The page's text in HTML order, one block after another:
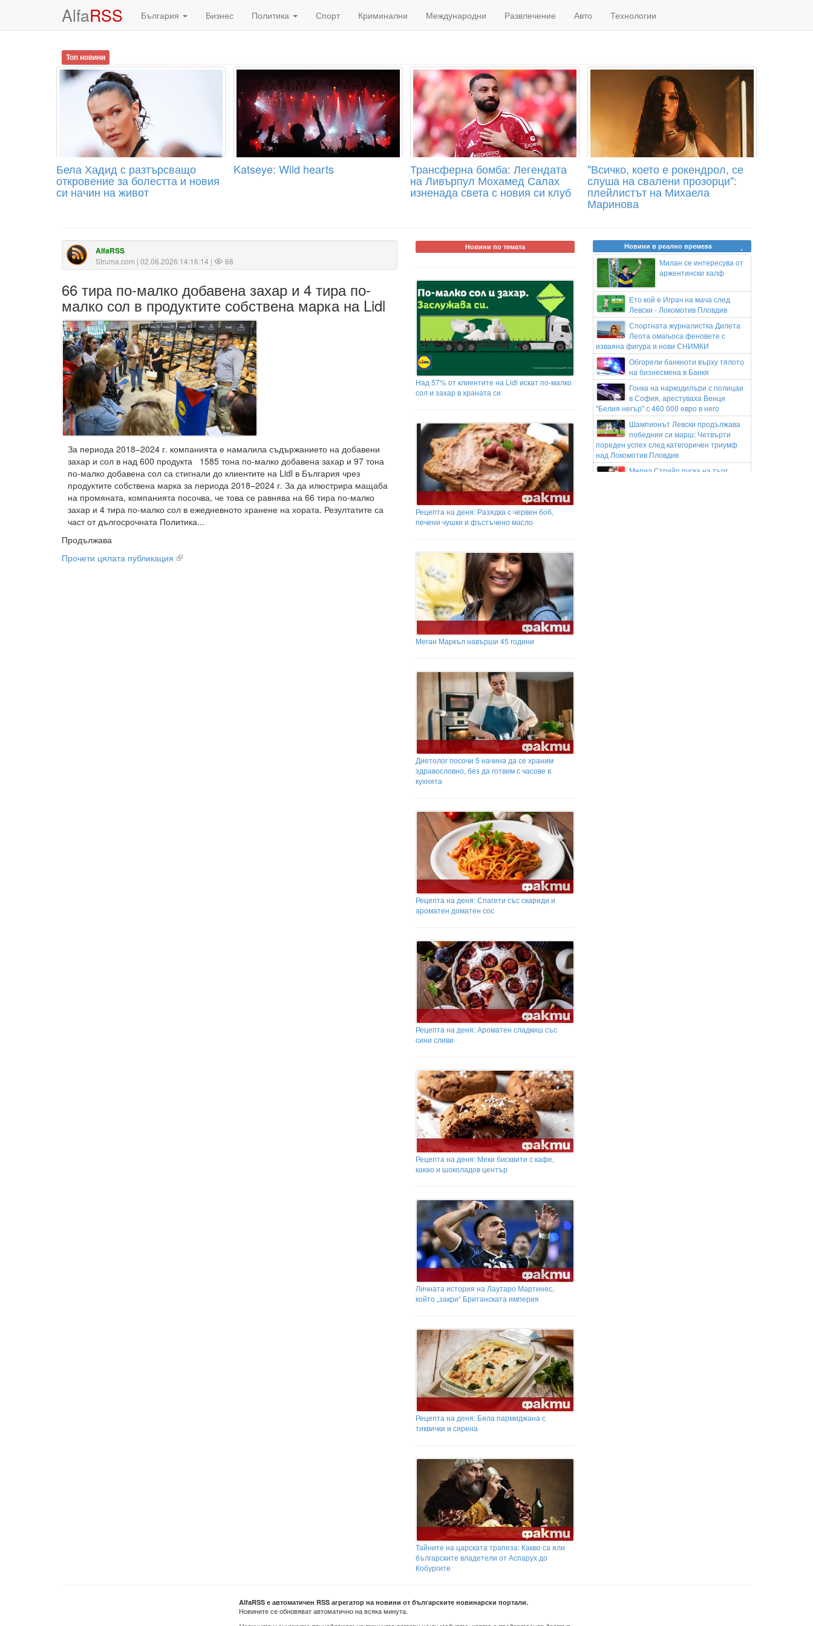
AlfaRSS България Бизнес Политика Спорт Криминални Международни Развлечение Авто Технологии
Топ новини
Бела Хадид с разтърсващо
откровение за болестта и новия
си начин на живот
Katseye: Wild hearts Трансферна бомба: Легендата
на Ливърпул Мохамед Салах
изненада света с новия си клуб
"Всичко, което е рокендрол, се
слуша на свалени прозорци":
плейлистът на Михаела
Маринова
AlfaRSS
Struma.com | 02.06.2026 14:16:14 | 68
66 тира по-малко добавена захар и 4 тира по-
малко сол в продуктите собствена марка на Lidl
За периода 2018–2024 г. компанията е намалила съдържанието на добавени
захар и сол в над 600 продукта 1585 тона по-малко добавена захар и 97 тона
по-малко добавена сол са стигнали до клиентите на Lidl в България чрез
продуктите собствена марка за периода 2018–2024 г. За да илюстрира мащаба
на промяната, компанията посочва, че това се равнява на 66 тира по-малко
захар и 4 тира по-малко сол в ежедневното хранене на хората. Резултатите са
част от дългосрочната Политика...
Продължава
Прочети цялата публикация
Новини по темата
Над 57% от клиентите на Lidl искат по-малко
сол и захар в храната си
Рецепта на деня: Разядка с червен боб,
печени чушки и фъстъчено масло
Меган Маркъл навърши 45 години
Диетолог посочи 5 начина да се храним
здравословно, без да готвим с часове в
кухнята
Рецепта на деня: Спагети със скариди и
ароматен доматен сос
Рецепта на деня: Ароматен сладкиш със
сини сливи
Рецепта на деня: Меки бисквити с кафе,
какао и шоколадов център
Личната история на Лаутаро Мартинес,
който „закри“ Британската империя
Рецепта на деня: Бяла пармиджана с
тиквички и сирена
Тайните на царската трапеза: Какво са яли
българските владетели от Аспарух до
Кобургите
Новини в реално времеss
Милан се интересува от
аржентински халф
Ето кой е Играч на мача след
Левски - Локомотив Пловдив
Спортната журналистка Дилета
Леота омагьоса феновете с
изваяна фигура и нови СНИМКИ
Обгорели банкноти върху тялото
на бизнесмена в Банкя
Гонка на наркодилъри с полицаи
в София, арестуваха Венци
"Белия негър" с 460 000 евро в него
Шампионът Левски продължава
победния си марш: Четвърти
пореден успех след категоричен триумф
над Локомотив Пловдив
Мерил Стрийп пуска на търг
AlfaRSS е автоматичен RSS агрегатор на новини от българските новинарски портали.
Новините се обновяват автоматично на всяка минута.